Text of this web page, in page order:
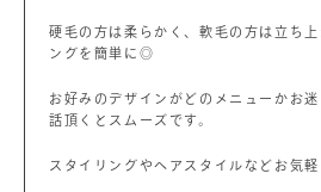
硬毛の方は柔らかく、軟毛の方は立ち
ングを簡単に◎
お好みのデザインがどのメニューかお
話頂くとスムーズです。
スタイリングやヘアスタイルなどお気